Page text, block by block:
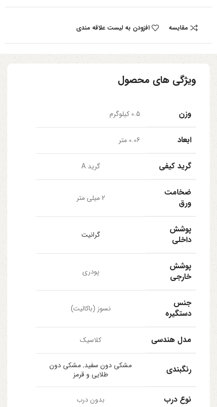
مقایسه افزودن به لیست علاقه مندی
ویژگی های محصول
وزن 0.5 کیلوگرم
ابعاد 0.06 متر
گرید کیفی گرید A
ضخامت
ورق
2 میلی متر
پوشش
داخلی
گرانیت
پوشش
خارجی
پودری
جنس
دستگیره
نسوز (باکالیت)
مدل هندسی کلاسیک
رنگبندی مشکی دون سفید,مشکی دون
طلایی و قرمز
نوع درب بدون درب